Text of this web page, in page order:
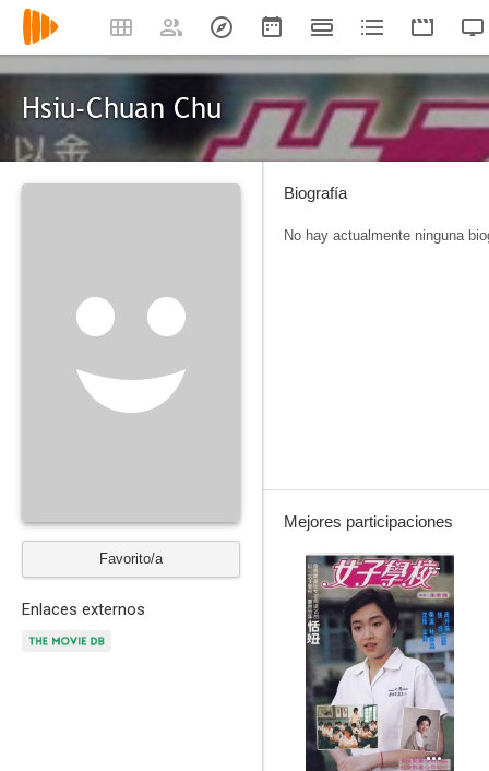
Hsiu-Chuan Chu
Favorito/a
Enlaces externos
Biografía
No hay actualmente ninguna
Mejores participaciones
--